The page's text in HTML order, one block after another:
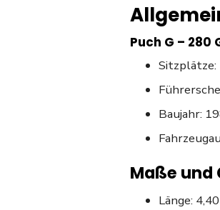
Puch G – 280
Sitzplätze:
Baujahr:
Maße und
Länge: